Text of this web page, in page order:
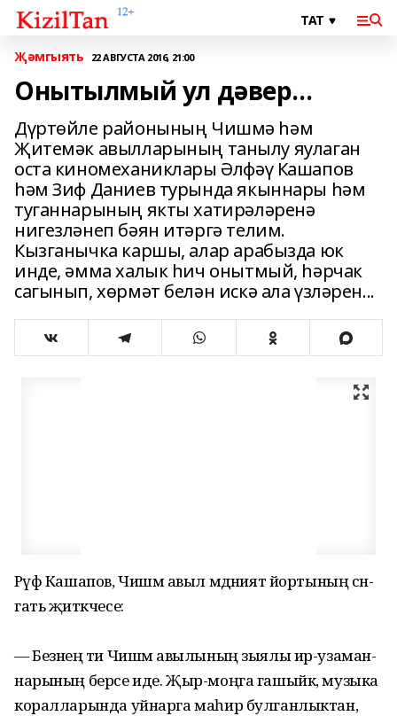
Җәмгыять 22 АВГУСТА 2016, 21:00
Онытылмый ул дәвер...
Дүртөйле районының Чишмә һәм
Җитемәк авылларының танылу яулаган
оста киномеханиклары Әлфәү Кашапов
һәм Зиф Даниев турында якыннары һәм
туганнарының якты хатирәләренә
нигезләнеп бәян итәргә телим.
Кызганычка каршы, алар арабызда юк
инде, әмма халык һич онытмый, һәрчак
сагынып, хөрмәт белән искә ала үзләрен...
Рәүф Кашапов, Чишмә авыл мә­дәният йортының сән­
гать җитәкчесе:
— Безнең әти Чишмә авы­лының зыялы ир-узаман­
на­ры­ның берсе иде. Җыр-моңга гашыйк, музыка
коралларында уйнарга маһир булганлыктан,